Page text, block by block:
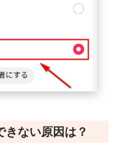
ない原因は？